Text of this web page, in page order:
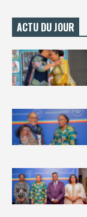
ACTU DU JOUR